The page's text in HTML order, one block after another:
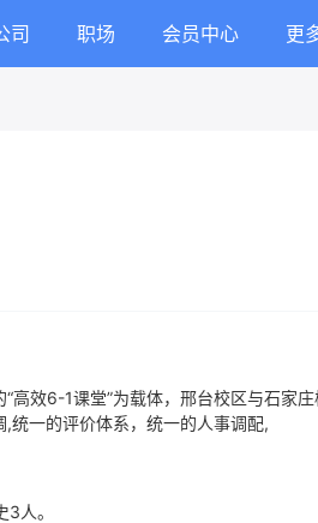
司 职场 会员中心 更
效6-1课堂”为载体，邢台校区与石家
统一的评价体系，统一的人事调配,
人。